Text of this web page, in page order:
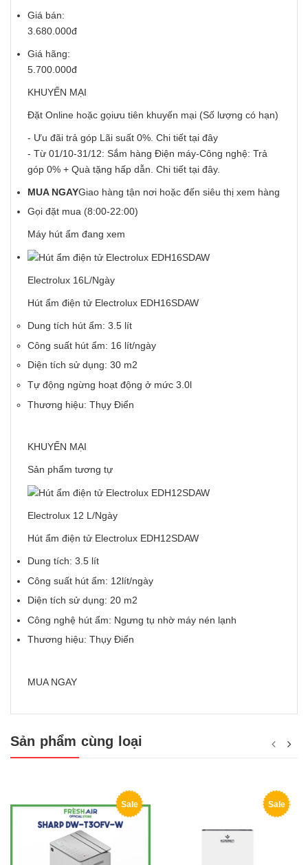
Giá bán:
3.680.000đ
Giá hãng:
5.700.000đ
KHUYẾN MẠI
Đặt Online hoặc gọiưu tiên khuyến mại (Số lượng có hạn)
- Ưu đãi trả góp Lãi suất 0%. Chi tiết tại đây
- Từ 01/10-31/12: Sắm hàng Điện máy-Công nghệ: Trả
góp 0% + Quà tặng hấp dẫn. Chi tiết tại đây.
MUA NGAYGiao hàng tận nơi hoặc đến siêu thị xem hàng
Gọi đặt mua (8:00-22:00)
Máy hút ẩm đang xem
Electrolux 16L/Ngày
Hút ẩm điện tử Electrolux EDH16SDAW
Dung tích hút ẩm: 3.5 lít
Công suất hút ẩm: 16 lít/ngày
Diện tích sử dụng: 30 m2
Tự động ngừng hoạt động ở mức 3.0l
Thương hiệu: Thụy Điển
KHUYẾN MẠI
Sản phẩm tương tự
Electrolux 12 L/Ngày
Hút ẩm điện tử Electrolux EDH12SDAW
Dung tích: 3.5 lít
Công suất hút ẩm: 12lít/ngày
Diện tích sử dụng: 20 m2
Công nghệ hút ẩm: Ngưng tụ nhờ máy nén lạnh
Thương hiệu: Thụy Điển
MUA NGAY
Sản phẩm cùng loại
Sale Sale